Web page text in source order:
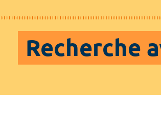
Recherche